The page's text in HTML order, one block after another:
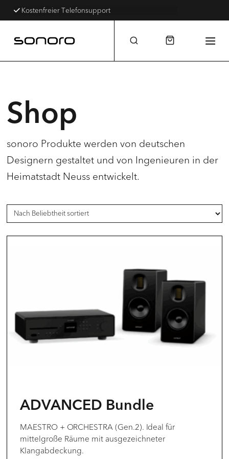
Kostenfreier Telefonsupport
Shop
sonoro Produkte werden von deutschen
Designern gestaltet und von Ingenieuren in der
Heimatstadt Neuss entwickelt.
ADVANCED Bundle
MAESTRO + ORCHESTRA (Gen.2). Ideal für
mittelgroße Räume mit ausgezeichneter
Klangabdeckung.